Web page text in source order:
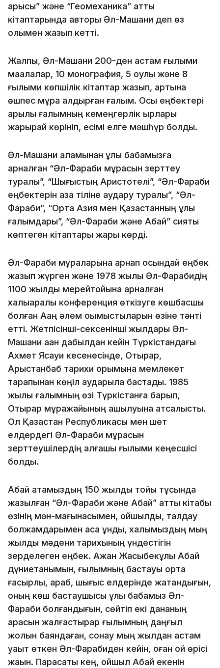
арысы” және “Геомеханика” атты
кітаптарында авторы Әл-Машани деп өз
қолымен жазып кетті.
Жалпы, Әл-Машани 200-ден астам ғылыми
мақалалар, 10 монография, 5 оқулық және 8
ғылыми көпшілік кітаптар жазып, артына
өшпес мұра қалдырған ғалым. Осы еңбектері
арқылы ғалымның кемеңгерлік қырлары
жарқырай көрініп, есімі елге мәшһүр болды.
Әл-Машани қаламынан ұлы бабамызға
арналған “Әл-Фараби мұрасын зерттеу
туралы”, “Шығыстың Аристотелі”, “Әл-Фараби
еңбектерін қазақ тіліне аудару туралы”, “Әл-
Фараби”, “Орта Азия мен Қазақстанның ұлы
ғалымдары”, “Әл-Фараби және Абай” сияқты
көптеген кітаптары жарық көрді.
Әл-Фараби мұраларына арнап осындай еңбек
жазып жүрген және 1978 жылы Әл-Фарабидің
1100 жылдық мерейтойына арналған
халықаралық конференция өткізуге көшбасшы
болған Ақаң әлем оқымыстыларын өзіне тәнті
етті. Жетпісінші-сексенінші жылдары Әл-
Машани қаққан дабылдан кейін Түркістандағы
Ахмет Ясауи кесенесінде, Отырар,
Арыстанбаб тарихи қорымына мемлекет
тарапынан көңіл аударыла бастады. 1985
жылы ғалымның өзі Түркістанға барып,
Отырар мұражайының ашылуына атсалысты.
Ол Қазақстан Республикасы мен шет
елдердегі Әл-Фараби мұрасын
зерттеушілердің алғашқы ғылыми кеңесшісі
болды.
Абай атамыздың 150 жылдық тойы тұсында
жазылған “Әл-Фараби және Абай” атты кітабы
өзінің мән-мағынасымен, ойшылдық, талдау
болжамдарымен аса құнды, халқымыздың мың
жылдық мәдени тарихының үндестігін
зерделеген еңбек. Ақжан Жақсыбекұлы Абай
дүниетанымын, ғылымның бастауы орта
ғасырлық, араб, шығыс елдерінде жатқандығын,
оның көш бастаушысы ұлы бабамыз Әл-
Фараби болғандығын, сөйтіп екі дананың
арасын жалғастырар ғылымның даңғыл
жолын баяндаған, сонау мың жылдан астам
уақыт өткен Әл-Фарабиден кейін, оған ой өрісі
жақын. Парасаты кең, ойшыл Абай екенін